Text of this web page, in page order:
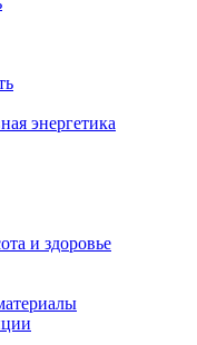
энергетика
и здоровье